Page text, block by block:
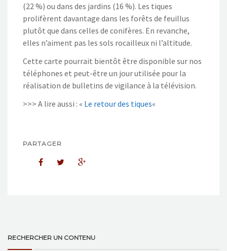
(22 %) ou dans des jardins (16 %). Les tiques
prolifèrent davantage dans les forêts de feuillus
plutôt que dans celles de conifères. En revanche,
elles n’aiment pas les sols rocailleux ni l’altitude.
Cette carte pourrait bientôt être disponible sur nos
téléphones et peut-être un jour utilisée pour la
réalisation de bulletins de vigilance à la télévision.
>>> A lire aussi : « Le retour des tiques«
PARTAGER
RECHERCHER UN CONTENU